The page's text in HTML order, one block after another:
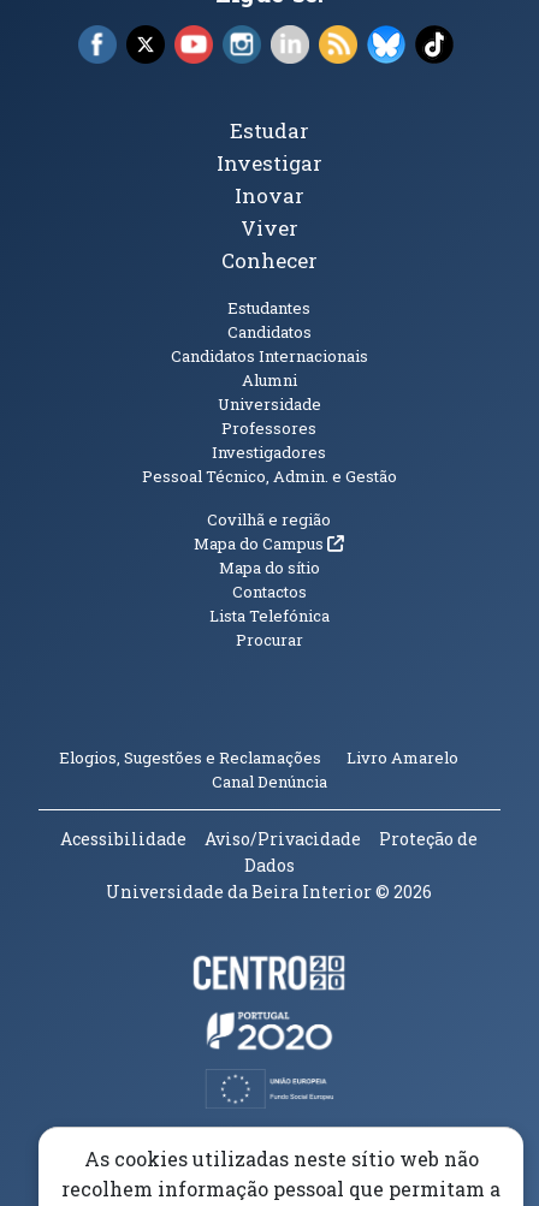
Facebook (abre em nova janela)
X (abre em nova janela)
YouTube (abre em nova janela)
Instagram (abre em nova janela)
LinkedIn (abre em nova
RSS (abre em nova
Bluesky (abre
TikTok
Tópicos Principais
Estudar
Investigar
Inovar
Viver
Conhecer
Estudantes
Candidatos
Candidatos Internacionais
Alumni
Universidade
Professores
Investigadores
Pessoal Técnico, Admin. e Gestão
Informações Adicionais
Covilhã e região
Mapa do Campus(abre em nova janela)
Mapa do sítio
Contactos
Lista Telefónica
Procurar
Elogios, Sugestões e Reclamações Livro Amarelo
Canal Denúncia(abre em nova janela)
Acessibilidade Aviso/Privacidade
Proteção de
Dados
Universidade da Beira Interior© 2026
Parceiros e Financiadores
(abre em nova janela)
As cookies utilizadas neste sítio web não
recolhem informação pessoal que permitam a